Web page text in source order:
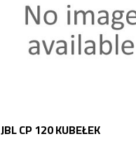
JBL CP 120 KUBEŁEK